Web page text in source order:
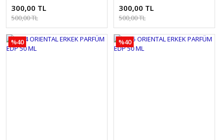
300,00 TL
500,00 TL
300,00 TL
500,00 TL
%40 %40